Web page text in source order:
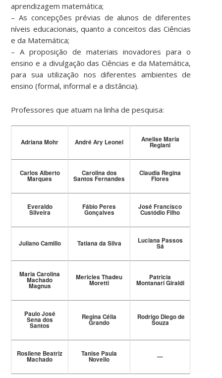
aprendizagem matemática;
– As concepções prévias de alunos de diferentes
níveis educacionais, quanto a conceitos das Ciências
e da Matemática;
– A proposição de materiais inovadores para o
ensino e a divulgação das Ciências e da Matemática,
para sua utilização nos diferentes ambientes de
ensino (formal, informal e a distância).
Professores que atuam na linha de pesquisa:
Adriana Mohr André Ary Leonel Anelise Maria
Regiani
Carlos Alberto
Marques
Carolina dos
Santos Fernandes
Claudia Regina
Flores
Everaldo
Silveira
Fábio Peres
Gonçalves
José Francisco
Custódio Filho
Juliano Camillo Tatiana da Silva Luciana Passos
Sá
Maria Carolina
Machado
Magnus
Mericles Thadeu
Moretti
Patricia
Montanari Giraldi
Paulo José
Sena dos
Santos
Regina Célia
Grando
Rodrigo Diego de
Souza
Rosilene Beatriz
Machado
Tanise Paula
Novello —